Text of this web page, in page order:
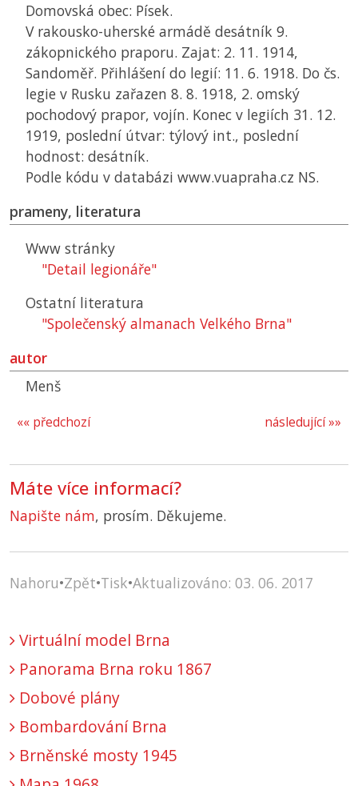
Domovská obec: Písek.
V rakousko-uherské armádě desátník 9.
zákopnického praporu. Zajat: 2. 11. 1914,
Sandoměř. Přihlášení do legií: 11. 6. 1918. Do čs.
legie v Rusku zařazen 8. 8. 1918, 2. omský
pochodový prapor, vojín. Konec v legiích 31. 12.
1919, poslední útvar: týlový int., poslední
hodnost: desátník.
Podle kódu v databázi www.vuapraha.cz NS.
prameny, literatura
Www stránky
"Detail legionáře"
Ostatní literatura
"Společenský almanach Velkého Brna"
autor
Menš
následující »»
«« předchozí
Máte více informací?
Napište nám, prosím. Děkujeme.
Nahoru•Zpět•Tisk•Aktualizováno: 03. 06. 2017
Virtuální model Brna
Panorama Brna roku 1867
Dobové plány
Bombardování Brna
Brněnské mosty 1945